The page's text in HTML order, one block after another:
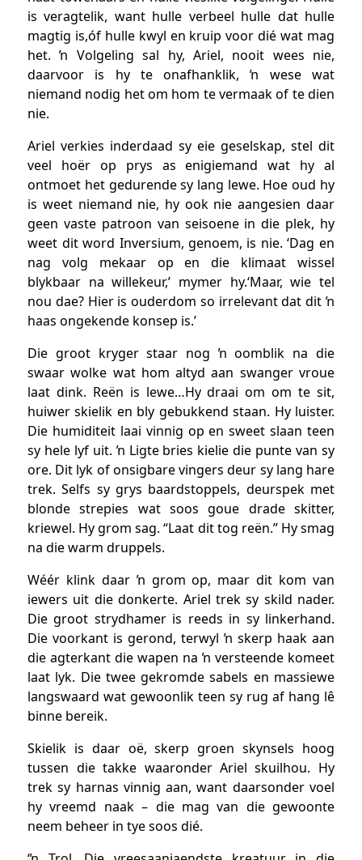
is veragtelik, want hulle verbeel hulle dat hulle
magtig is,óf hulle kwyl en kruip voor dié wat mag
het. ŉ Volgeling sal hy, Ariel, nooit wees nie,
daarvoor is hy te onafhanklik, ŉ wese wat
niemand nodig het om hom te vermaak of te dien
nie.
Ariel verkies inderdaad sy eie geselskap, stel dit
veel hoër op prys as enigiemand wat hy al
ontmoet het gedurende sy lang lewe. Hoe oud hy
is weet niemand nie, hy ook nie aangesien daar
geen vaste patroon van seisoene in die plek, hy
weet dit word Inversium, genoem, is nie. ‘Dag en
nag volg mekaar op en die klimaat wissel
blykbaar na willekeur,’ mymer hy.‘Maar, wie tel
nou dae? Hier is ouderdom so irrelevant dat dit ŉ
haas ongekende konsep is.’
Die groot kryger staar nog ŉ oomblik na die
swaar wolke wat hom altyd aan swanger vroue
laat dink. Reën is lewe…Hy draai om om te sit,
huiwer skielik en bly gebukkend staan. Hy luister.
Die humiditeit laai vinnig op en sweet slaan teen
sy hele lyf uit. ŉ Ligte bries kielie die punte van sy
ore. Dit lyk of onsigbare vingers deur sy lang hare
trek. Selfs sy grys baardstoppels, deurspek met
blonde strepies wat soos goue drade skitter,
kriewel. Hy grom sag. “Laat dit tog reën.” Hy smag
na die warm druppels.
Wéér klink daar ŉ grom op, maar dit kom van
iewers uit die donkerte. Ariel trek sy skild nader.
Die groot strydhamer is reeds in sy linkerhand.
Die voorkant is gerond, terwyl ŉ skerp haak aan
die agterkant die wapen na ŉ versteende komeet
laat lyk. Die twee gekromde sabels en massiewe
langswaard wat gewoonlik teen sy rug af hang lê
binne bereik.
Skielik is daar oë, skerp groen skynsels hoog
tussen die takke waaronder Ariel skuilhou. Hy
trek sy harnas vinnig aan, want daarsonder voel
hy vreemd naak – die mag van die gewoonte
neem beheer in tye soos dié.